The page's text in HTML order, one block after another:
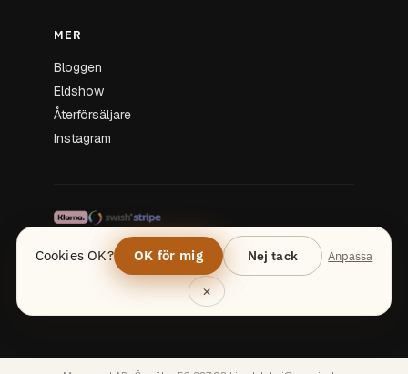
MER
Bloggen
Eldshow
Återförsäljare
Instagram
★★★★★ 4,9/5 på Trustpilot — 300+ omdömen
© Momo Jord · Hälsingland, Sverige
Cookie-inställningar
Cookies OK? OK för mig Nej tack Anpassa
×